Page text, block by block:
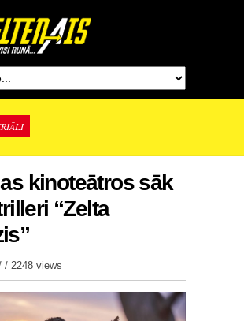
kinoteātros sāk
“Zelta
/ 2248 views